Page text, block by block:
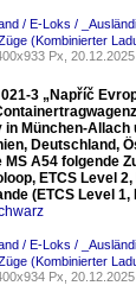
/ E-Loks /
(Kombinierter
Px, 20.12.2025
021-3 „Napříč
in München-
Deutschland,
MS A54 folgende
ETCS Level
(ETCS Level 1,
/ E-Loks /
(Kombinierter
Px, 20.12.2025